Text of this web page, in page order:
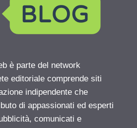
è parte del network
editoriale comprende siti
indipendente che
di appassionati ed esperti
comunicati e